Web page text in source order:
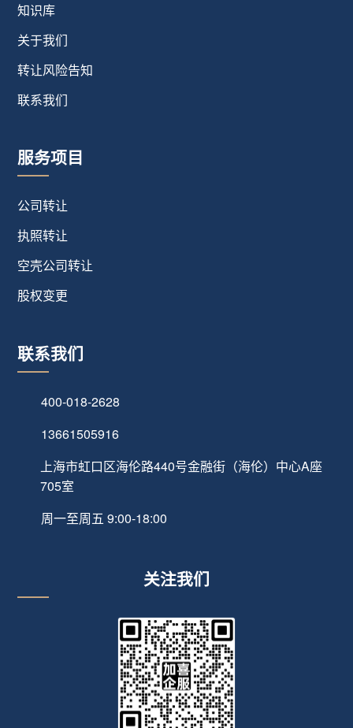
知识库
关于我们
转让风险告知
联系我们
服务项目
公司转让
执照转让
空壳公司转让
股权变更
联系我们
400-018-2628
13661505916
上海市虹口区海伦路440号金融街（海伦）中心A座
705室
周一至周五 9:00-18:00
关注我们